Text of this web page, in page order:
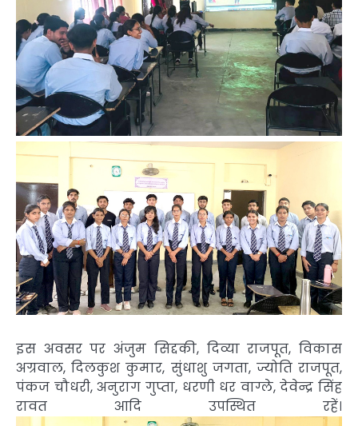
इस अवसर पर अंजुम सिद्दकी, दिव्या राजपूत, विकास
अग्रवाल, दिलकुश कुमार, सुंधाशु जगता, ज्योति राजपूत,
पंकज चौधरी, अनुराग गुप्ता, धरणी धर वाग्ले, देवेन्द्र सिंह
रावत आदि उपस्थित रहें।